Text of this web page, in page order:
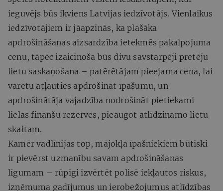
ieguvējs būs ikviens Latvijas iedzīvotājs. Vienlaikus
iedzīvotājiem ir jāapzinās, ka plašāka
apdrošināšanas aizsardzība ietekmēs pakalpojuma
cenu, tāpēc izaicinoša būs divu savstarpēji pretēju
lietu saskaņošana – patērētājam pieejama cena, lai
varētu atļauties apdrošināt īpašumu, un
apdrošinātāja vajadzība nodrošināt pietiekami
lielas finanšu rezerves, pieaugot atlīdzināmo lietu
skaitam.
Kamēr vadlīnijas top, mājokļa īpašniekiem būtiski
ir pievērst uzmanību savam apdrošināšanas
līgumam – rūpīgi izvērtēt polisē iekļautos riskus,
izņēmuma gadījumus un ierobežojumus atlīdzības